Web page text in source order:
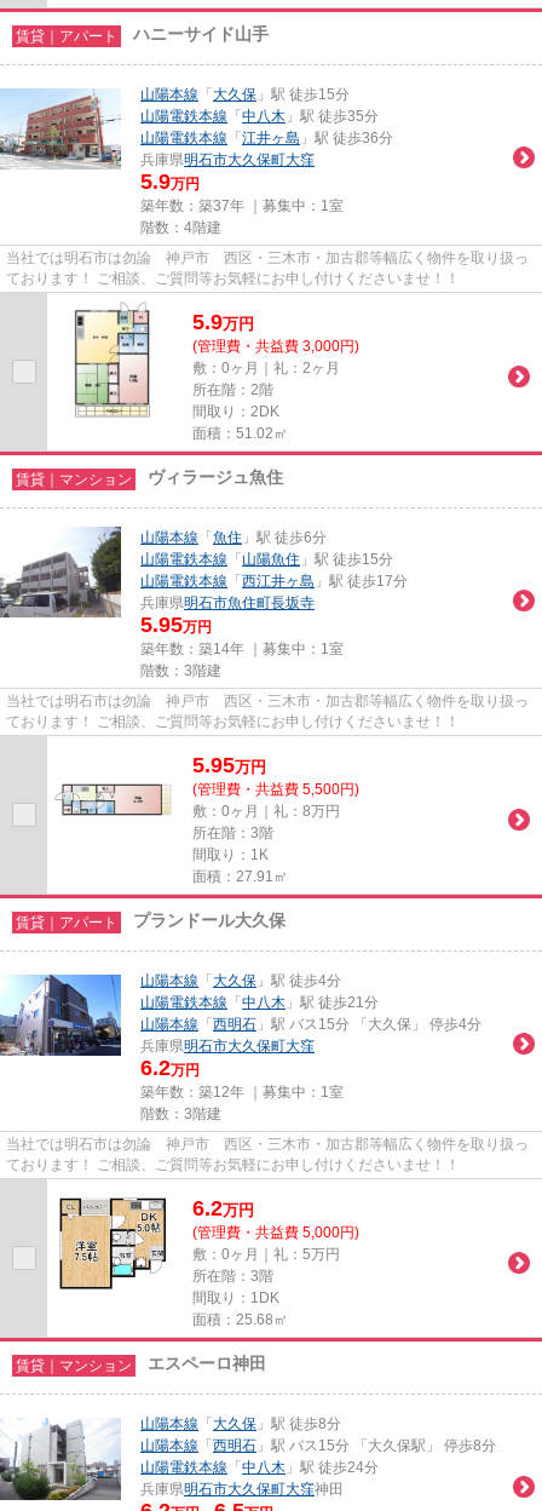
賃貸｜アパート ハニーサイド山手
山陽本線 「 大久保 」駅 徒歩15分
山陽電鉄本線 「 中八木 」駅 徒歩35分
山陽電鉄本線 「 江井ヶ島 」駅 徒歩36分
兵庫県明石市大久保町大窪
5.9万円
築年数：築37年 ｜募集中： 1室
階数：4階建
当社では明石市は勿論 神戸市 西区・三木市・加古郡等幅広く物件を取り扱っ
ております！ ご相談、ご質問等お気軽にお申し付けくださいませ！！
5.9万円
(管理費・共益費 3,000円)
敷：0ヶ月｜礼：2ヶ月
所在階：2階
間取り：2DK
面積：51.02㎡
賃貸｜マンション ヴィラージュ魚住
山陽本線 「 魚住 」駅 徒歩6分
山陽電鉄本線 「 山陽魚住 」駅 徒歩15分
山陽電鉄本線 「 西江井ヶ島 」駅 徒歩17分
兵庫県明石市魚住町長坂寺
5.95万円
築年数：築14年 ｜募集中： 1室
階数：3階建
当社では明石市は勿論 神戸市 西区・三木市・加古郡等幅広く物件を取り扱っ
ております！ ご相談、ご質問等お気軽にお申し付けくださいませ！！
5.95万円
(管理費・共益費 5,500円)
敷：0ヶ月｜礼：8万円
所在階：3階
間取り：1K
面積：27.91㎡
賃貸｜アパート プランドール大久保
山陽本線 「 大久保 」駅 徒歩4分
山陽電鉄本線 「 中八木 」駅 徒歩21分
山陽本線 「 西明石 」駅 バス15分 「大久保」 停歩4分
兵庫県明石市大久保町大窪
6.2万円
築年数：築12年 ｜募集中： 1室
階数：3階建
当社では明石市は勿論 神戸市 西区・三木市・加古郡等幅広く物件を取り扱っ
ております！ ご相談、ご質問等お気軽にお申し付けくださいませ！！
6.2万円
(管理費・共益費 5,000円)
敷：0ヶ月｜礼：5万円
所在階：3階
間取り：1DK
面積：25.68㎡
賃貸｜マンション エスペーロ神田
山陽本線 「 大久保 」駅 徒歩8分
山陽本線 「 西明石 」駅 バス15分 「大久保駅」 停歩8分
山陽電鉄本線 「 中八木 」駅 徒歩24分
兵庫県明石市大久保町大窪神田